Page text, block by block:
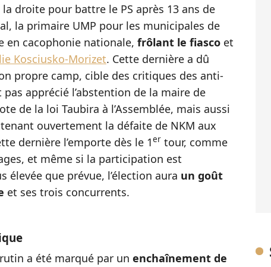
droite pour battre le PS après 13 ans de
la primaire UMP pour les municipales de
en cacophonie nationale, frôlant le fiasco et
Kosciusko-Morizet. Cette dernière a dû
propre camp, cible des critiques des anti-
pas apprécié l’abstention de la maire de
de la loi Taubira à l’Assemblée, mais aussi
ouvertement la défaite de NKM aux
dernière l’emporte dès le 1er tour, comme
et même si la participation est
élevée que prévue, l’élection aura un goût
et ses trois concurrents.
a été marqué par un enchaînement de